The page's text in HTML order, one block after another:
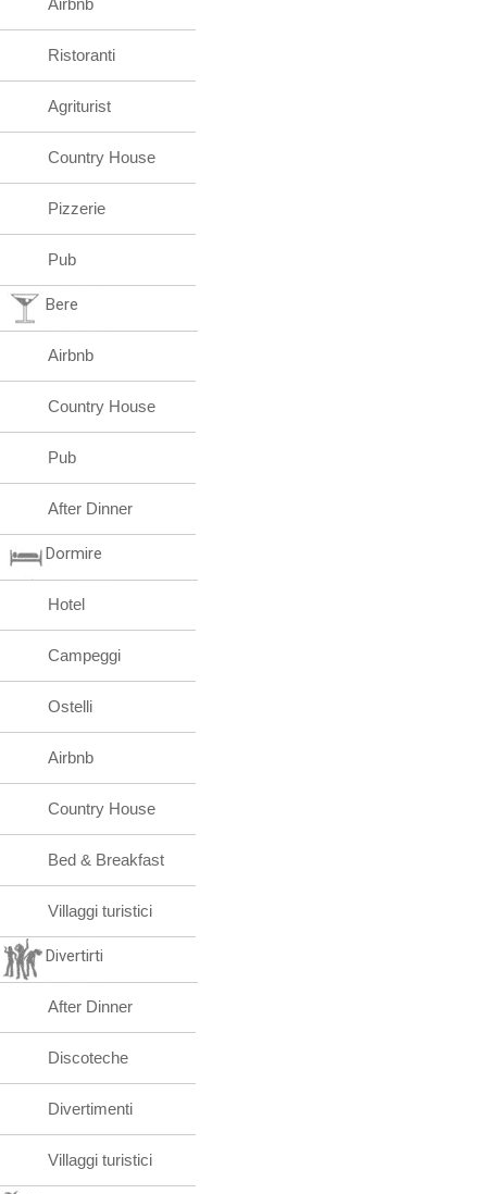
Airbnb
Ristoranti
Agriturist
Country House
Pizzerie
Pub
Bere
Airbnb
Country House
Pub
After Dinner
Dormire
Hotel
Campeggi
Ostelli
Airbnb
Country House
Bed & Breakfast
Villaggi turistici
Divertirti
After Dinner
Discoteche
Divertimenti
Villaggi turistici